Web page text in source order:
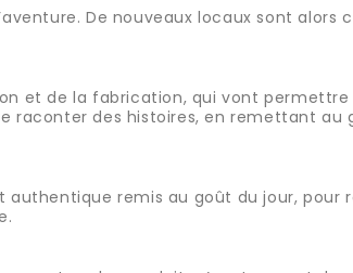
De nouveaux locaux sont
et de la fabrication, qui vont
des histoires, en remettant au
authentique remis au goût du jour,